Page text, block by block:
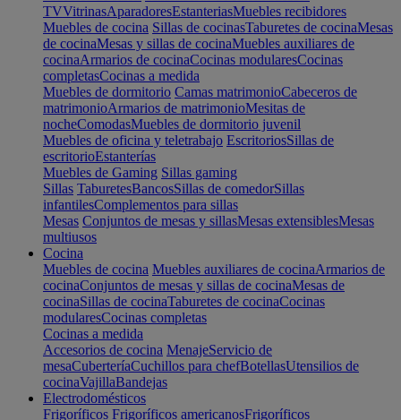
TVVitrinasAparadoresEstanteriasMuebles recibidores
Muebles de cocina Sillas de cocinasTaburetes de cocinaMesas
de cocinaMesas y sillas de cocinaMuebles auxiliares de
cocinaArmarios de cocinaCocinas modularesCocinas
completasCocinas a medida
Muebles de dormitorio Camas matrimonioCabeceros de
matrimonioArmarios de matrimonioMesitas de
nocheComodasMuebles de dormitorio juvenil
Muebles de oficina y teletrabajo EscritoriosSillas de
escritorioEstanterías
Muebles de Gaming Sillas gaming
Sillas TaburetesBancosSillas de comedorSillas
infantilesComplementos para sillas
Mesas Conjuntos de mesas y sillasMesas extensiblesMesas
multiusos
Cocina
Muebles de cocina Muebles auxiliares de cocinaArmarios de
cocinaConjuntos de mesas y sillas de cocinaMesas de
cocinaSillas de cocinaTaburetes de cocinaCocinas
modularesCocinas completas
Cocinas a medida
Accesorios de cocina MenajeServicio de
mesaCuberteríaCuchillos para chefBotellasUtensilios de
cocinaVajillaBandejas
Electrodomésticos
Frigoríficos Frigoríficos americanosFrigoríficos